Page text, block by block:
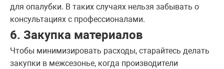
для опалубки. В таких случаях нельзя забывать о
консультациях с профессионалами.
6. Закупка материалов
Чтобы минимизировать расходы, старайтесь делать
закупки в межсезонье, когда производители